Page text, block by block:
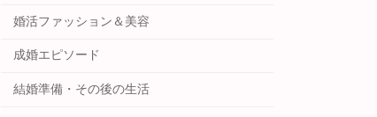
婚活ファッション＆美容
成婚エピソード
結婚準備・その後の生活